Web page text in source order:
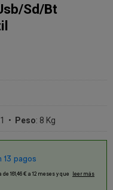
Sd/Bt
• Peso: 8 Kg